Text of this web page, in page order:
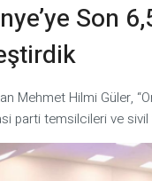
Son
Mehmet Hilmi Güler,
parti temsilcileri ve sivil